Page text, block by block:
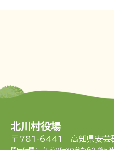
北川村役場
〒781-6441 高知県安芸